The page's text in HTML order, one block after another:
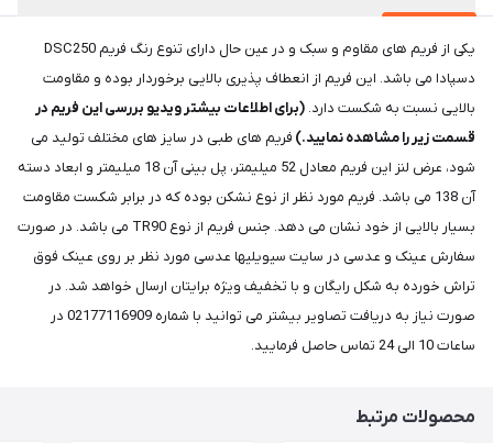
یکی از فریم های مقاوم و سبک و در عین حال دارای تنوع رنگ فریم DSC250
دسپادا می باشد. این فریم از انعطاف پذیری بالایی برخوردار بوده و مقاومت
بالایی نسبت به شکست دارد. (برای اطلاعات بیشتر ویدیو بررسی این فریم در
قسمت زیر را مشاهده نمایید.) فریم های طبی در سایز های مختلف تولید می
شود، عرض لنز این فریم معادل 52 میلیمتر، پل بینی آن 18 میلیمتر و ابعاد دسته
آن 138 می باشد. فریم مورد نظر از نوع نشکن بوده که در برابر شکست مقاومت
بسیار بالایی از خود نشان می دهد. جنس فریم از نوع TR90 می باشد. در صورت
سفارش عینک و عدسی در سایت سیویلیها عدسی مورد نظر بر روی عینک فوق
تراش خورده به شکل رایگان و با تخفیف ویژه برایتان ارسال خواهد شد. در
صورت نیاز به دریافت تصاویر بیشتر می توانید با شماره 02177116909 در
ساعات 10 الی 24 تماس حاصل فرمایید.
محصولات مرتبط